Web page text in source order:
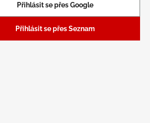
Přihlásit se přes Google
Přihlásit se přes Seznam